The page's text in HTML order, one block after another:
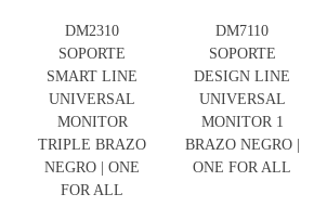
DM2310
SOPORTE
SMART LINE
UNIVERSAL
MONITOR
TRIPLE BRAZO
NEGRO | ONE
FOR ALL
DM7110
SOPORTE
DESIGN LINE
UNIVERSAL
MONITOR 1
BRAZO NEGRO |
ONE FOR ALL